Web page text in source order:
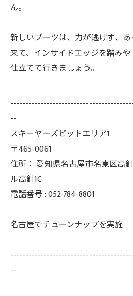
ん。
新しいブーツは、力が逃げず、
来て、インサイドエッジを踏み
仕立てて行きましょう。
--
スキーヤーズピットエリア1
〒465-0061
住所： 愛知県名古屋市名東区高
ル高針1C
電話番号 :052-784-8801
名古屋でチューンナップを実施
--